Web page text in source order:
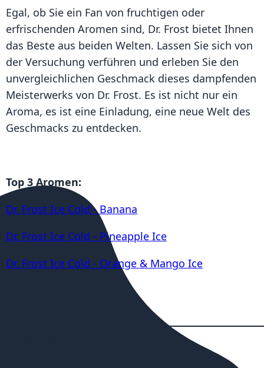
Egal, ob Sie ein Fan von fruchtigen oder
erfrischenden Aromen sind, Dr. Frost bietet Ihnen
das Beste aus beiden Welten. Lassen Sie sich von
der Versuchung verführen und erleben Sie den
unvergleichlichen Geschmack dieses dampfenden
Meisterwerks von Dr. Frost. Es ist nicht nur ein
Aroma, es ist eine Einladung, eine neue Welt des
Geschmacks zu entdecken.
Top 3 Aromen:
Dr. Frost Ice Cold - Banana
Dr. Frost Ice Cold - Pineapple Ice
Dr. Frost Ice Cold - Orange & Mango Ice